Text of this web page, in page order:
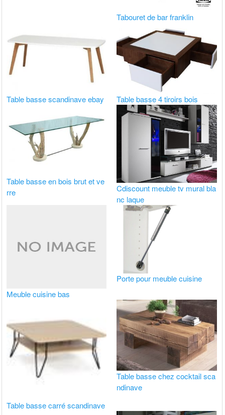
Tabouret de bar franklin
Table basse scandinave ebay Table basse 4 tiroirs bois
Table basse en bois brut et ve
rre
Cdiscount meuble tv mural bla
nc laque
Meuble cuisine bas
Porte pour meuble cuisine
Table basse carré scandinave
Table basse chez cocktail sca
ndinave